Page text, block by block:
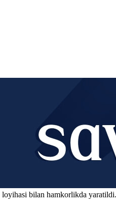
loyihasi bilan hamkorlikda